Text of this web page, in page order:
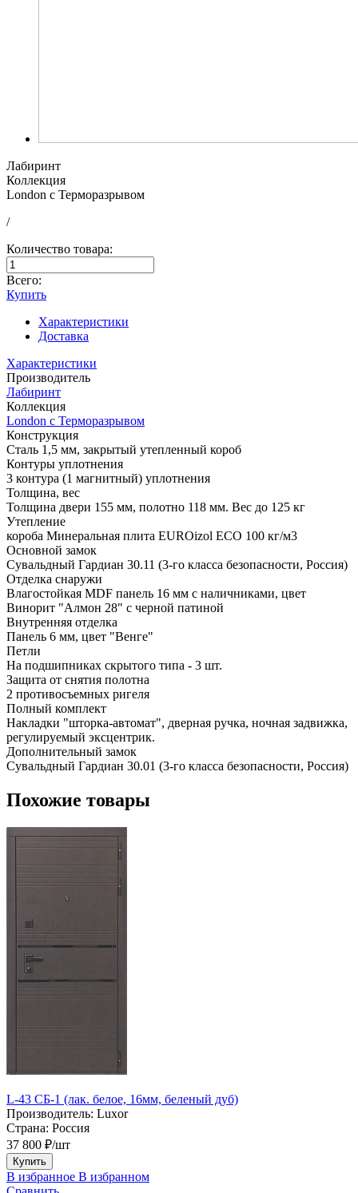
Лабиринт
Коллекция
London с Терморазрывом
/
Количество товара:
Всего:
Купить
Характеристики
Доставка
Характеристики
Производитель
Лабиринт
Коллекция
London с Терморазрывом
Конструкция
Сталь 1,5 мм, закрытый утепленный короб
Контуры уплотнения
3 контура (1 магнитный) уплотнения
Толщина, вес
Толщина двери 155 мм, полотно 118 мм. Вес до 125 кг
Утепление
короба Минеральная плита EUROizol ECO 100 кг/м3
Основной замок
Сувальдный Гардиан 30.11 (3-го класса безопасности, Россия)
Отделка снаружи
Влагостойкая MDF панель 16 мм с наличниками, цвет
Винорит "Алмон 28" с черной патиной
Внутренняя отделка
Панель 6 мм, цвет "Венге"
Петли
На подшипниках скрытого типа - 3 шт.
Защита от снятия полотна
2 противосъемных ригеля
Полный комплект
Накладки "шторка-автомат", дверная ручка, ночная задвижка,
регулируемый эксцентрик.
Дополнительный замок
Сувальдный Гардиан 30.01 (3-го класса безопасности, Россия)
Похожие товары
L-43 СБ-1 (лак. белое, 16мм, беленый дуб)
Производитель: Luxor
Страна: Россия
37 800 ₽/шт
Купить
В избранное В избранном